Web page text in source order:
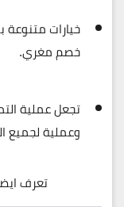
خيارات متنوعة
خصم مغري.
تجعل عملية
وعملية لجميع
تعرف